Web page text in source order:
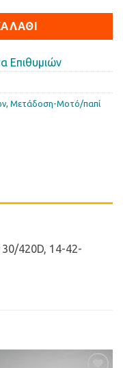
Επιθυμιών
, Μετάδοση-Μοτό/παπί
420D, 14-42-